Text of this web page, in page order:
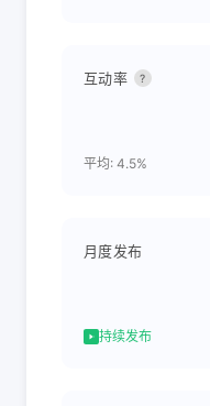
互动率 ?
平均: 4.5%
月度发布
持续发布